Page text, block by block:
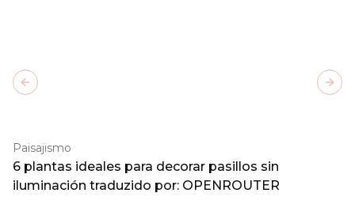
Paisajismo
6 plantas ideales para decorar pasillos sin
iluminación traduzido por: OPENROUTER
Previous slide